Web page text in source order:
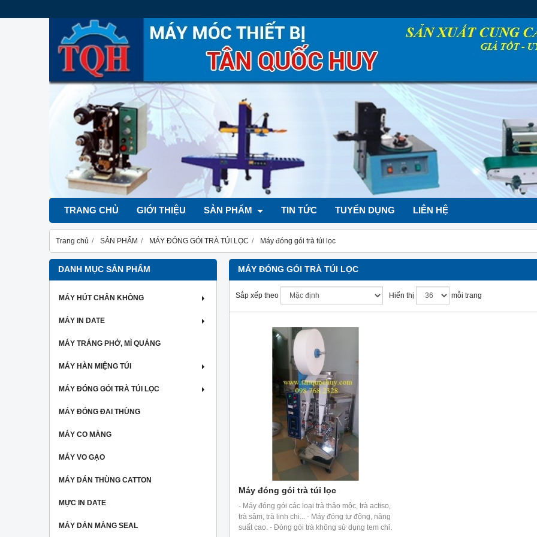
TRANG CHỦ GIỚI THIỆU SẢN PHẨM TIN TỨC TUYỂN DỤNG LIÊN HỆ
Trang chủ SẢN PHẨM MÁY ĐÓNG GÓI TRÀ TÚI LỌC Máy đóng gói trà túi lọc
DANH MỤC SẢN PHẨM
MÁY HÚT CHÂN KHÔNG
MÁY IN DATE
MÁY TRÁNG PHỞ, MÌ QUẢNG
MÁY HÀN MIỆNG TÚI
MÁY ĐÓNG GÓI TRÀ TÚI LỌC
MÁY ĐÓNG ĐAI THÙNG
MÁY CO MÀNG
MÁY VO GẠO
MÁY DÁN THÙNG CATTON
MỰC IN DATE
MÁY DÁN MÀNG SEAL
MÁY ĐÓNG GÓI TRÀ TÚI LỌC
Sắp xếp theo Hiển thị mỗi trang
Máy đóng gói trà túi lọc
- Máy đóng gói các loại trà thảo mộc, trà actiso,
trà sâm, trà linh chi... - Máy đóng tự động, năng
suất cao. - Đóng gói trà không sử dụng tem chỉ.